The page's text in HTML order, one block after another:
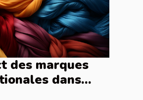
des marques
dans